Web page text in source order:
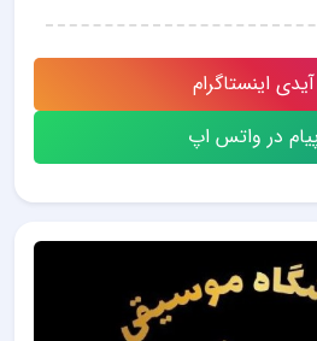
آیدی اینستاگرام
پیام در واتس اپ